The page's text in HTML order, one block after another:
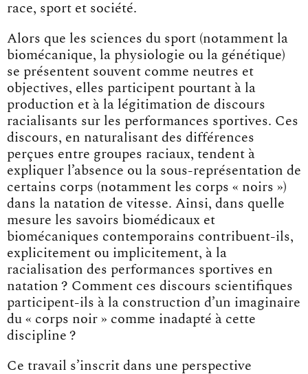
race, sport et société.
Alors que les sciences du sport (notamment la
biomécanique, la physiologie ou la génétique)
se présentent souvent comme neutres et
objectives, elles participent pourtant à la
production et à la légitimation de discours
racialisants sur les performances sportives. Ces
discours, en naturalisant des différences
perçues entre groupes raciaux, tendent à
expliquer l’absence ou la sous-représentation de
certains corps (notamment les corps « noirs »)
dans la natation de vitesse. Ainsi, dans quelle
mesure les savoirs biomédicaux et
biomécaniques contemporains contribuent-ils,
explicitement ou implicitement, à la
racialisation des performances sportives en
natation ? Comment ces discours scientifiques
participent-ils à la construction d’un imaginaire
du « corps noir » comme inadapté à cette
discipline ?
Ce travail s’inscrit dans une perspective